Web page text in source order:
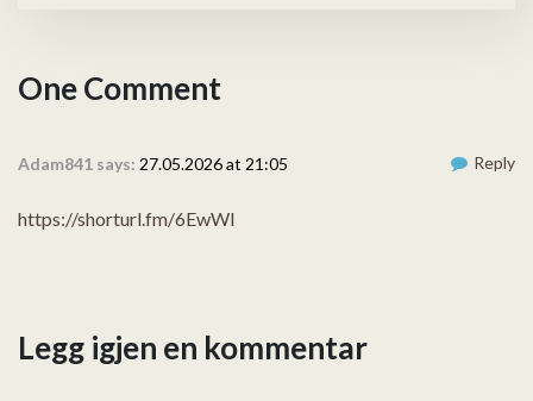
One Comment
Adam841 says: 27.05.2026 at 21:05 Reply
https://shorturl.fm/6EwWl
Legg igjen en kommentar